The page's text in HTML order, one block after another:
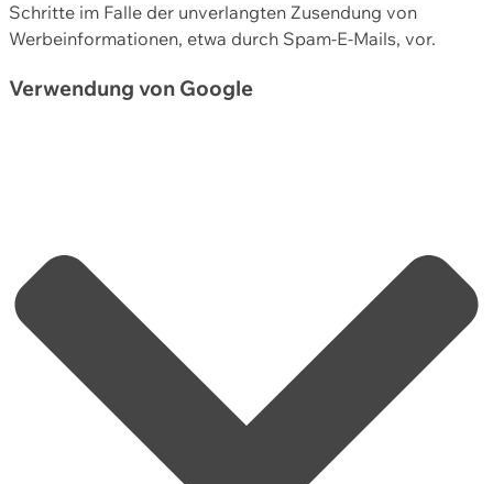
Schritte im Falle der unverlangten Zusendung von
Werbeinformationen, etwa durch Spam-E-Mails, vor.
Verwendung von Google